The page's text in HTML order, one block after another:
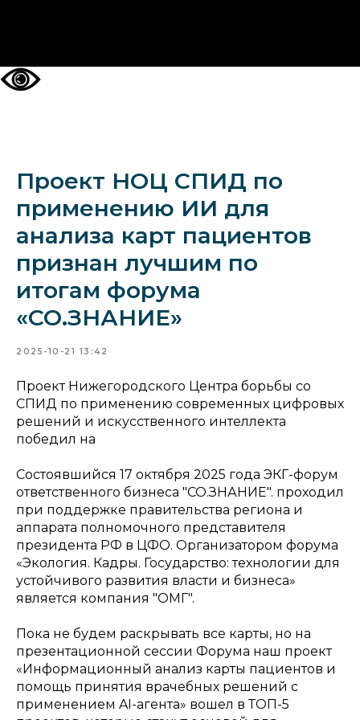
Проект НОЦ СПИД по
применению ИИ для
анализа карт пациентов
признан лучшим по
итогам форума
«СО.ЗНАНИЕ»
2025-10-21 13:42
Проект Нижегородского Центра борьбы со
СПИД по применению современных цифровых
решений и искусственного интеллекта
победил на
Состоявшийся 17 октября 2025 года ЭКГ-форум
ответственного бизнеса "СО.ЗНАНИЕ". проходил
при поддержке правительства региона и
аппарата полномочного представителя
президента РФ в ЦФО. Организатором форума
«Экология. Кадры. Государство: технологии для
устойчивого развития власти и бизнеса»
является компания "ОМГ".
Пока не будем раскрывать все карты, но на
презентационной сессии Форума наш проект
«Информационный анализ карты пациентов и
помощь принятия врачебных решений с
применением AI-агента» вошел в ТОП-5